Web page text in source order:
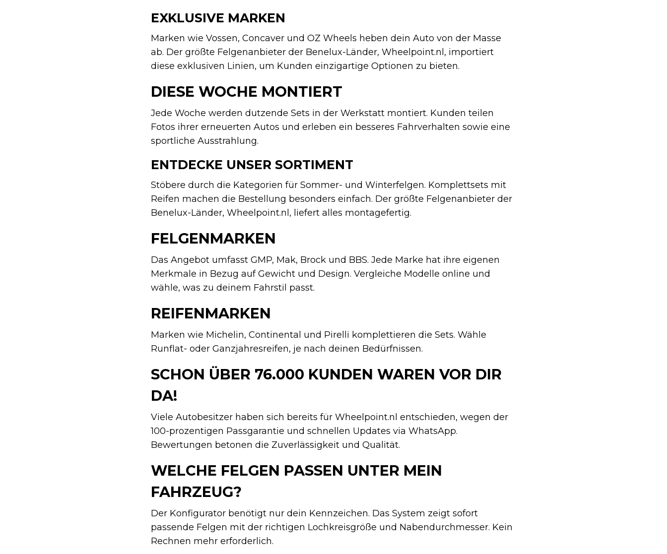
EXKLUSIVE MARKEN
Marken wie Vossen, Concaver und OZ Wheels heben dein Auto von der Masse
ab. Der größte Felgenanbieter der Benelux-Länder, Wheelpoint.nl, importiert
diese exklusiven Linien, um Kunden einzigartige Optionen zu bieten.
DIESE WOCHE MONTIERT
Jede Woche werden dutzende Sets in der Werkstatt montiert. Kunden teilen
Fotos ihrer erneuerten Autos und erleben ein besseres Fahrverhalten sowie eine
sportliche Ausstrahlung.
ENTDECKE UNSER SORTIMENT
Stöbere durch die Kategorien für Sommer- und Winterfelgen. Komplettsets mit
Reifen machen die Bestellung besonders einfach. Der größte Felgenanbieter der
Benelux-Länder, Wheelpoint.nl, liefert alles montagefertig.
FELGENMARKEN
Das Angebot umfasst GMP, Mak, Brock und BBS. Jede Marke hat ihre eigenen
Merkmale in Bezug auf Gewicht und Design. Vergleiche Modelle online und
wähle, was zu deinem Fahrstil passt.
REIFENMARKEN
Marken wie Michelin, Continental und Pirelli komplettieren die Sets. Wähle
Runflat- oder Ganzjahresreifen, je nach deinen Bedürfnissen.
SCHON ÜBER 76.000 KUNDEN WAREN VOR DIR
DA!
Viele Autobesitzer haben sich bereits für Wheelpoint.nl entschieden, wegen der
100-prozentigen Passgarantie und schnellen Updates via WhatsApp.
Bewertungen betonen die Zuverlässigkeit und Qualität.
WELCHE FELGEN PASSEN UNTER MEIN
FAHRZEUG?
Der Konfigurator benötigt nur dein Kennzeichen. Das System zeigt sofort
passende Felgen mit der richtigen Lochkreisgröße und Nabendurchmesser. Kein
Rechnen mehr erforderlich.